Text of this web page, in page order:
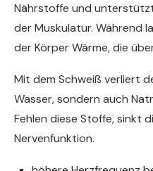
Nährstoffe und
der Muskulatur. Während
der Körper Wärme, die
Mit dem Schweiß verliert
Wasser, sondern auch
Fehlen diese Stoffe, sinkt
Nervenfunktion.